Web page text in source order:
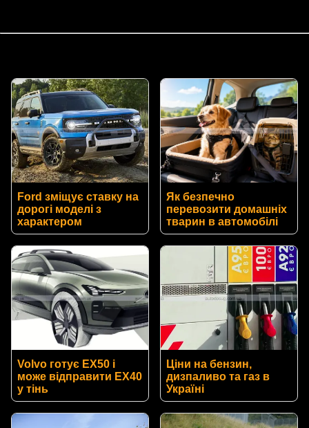
Ford зміщує ставку на
дорогі моделі з
характером
Як безпечно
перевозити домашніх
тварин в автомобілі
Volvo готує EX50 і
може відправити EX40
у тінь
Ціни на бензин,
дизпаливо та газ в
Україні